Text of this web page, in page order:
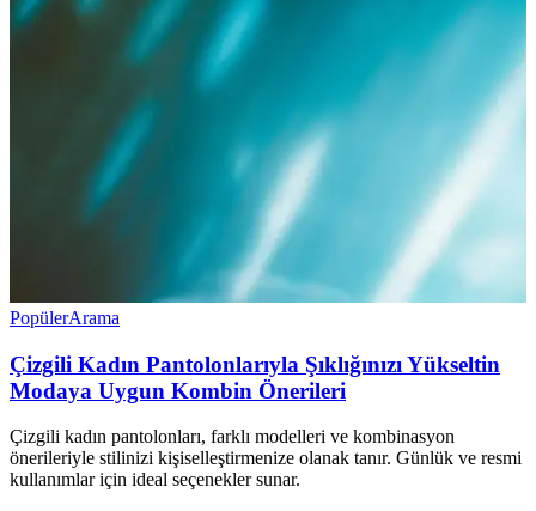
PopülerArama
Çizgili Kadın Pantolonlarıyla Şıklığınızı Yükseltin
Modaya Uygun Kombin Önerileri
Çizgili kadın pantolonları, farklı modelleri ve kombinasyon
önerileriyle stilinizi kişiselleştirmenize olanak tanır. Günlük ve resmi
kullanımlar için ideal seçenekler sunar.